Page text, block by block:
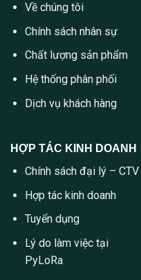
Về chúng tôi
Chính sách nhân sự
Chất lượng sản phẩm
Hệ thống phân phối
Dịch vụ khách hàng
HỢP TÁC KINH DOANH
Chính sách đại lý – CTV
Hợp tác kinh doanh
Tuyển dụng
Lý do làm việc tại
PyLoRa